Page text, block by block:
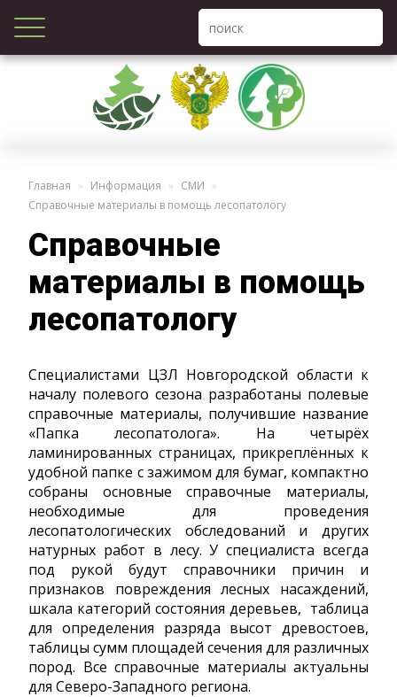
Главная Информация
СМИ
Справочные материалы в помощь лесопатологу
Справочные
материалы в помощь
лесопатологу
Специалистами ЦЗЛ Новгородской области к
началу полевого сезона разработаны полевые
справочные материалы, получившие название
«Папка лесопатолога». На четырёх
ламинированных страницах, прикреплённых к
удобной папке с зажимом для бумаг, компактно
собраны основные справочные материалы,
необходимые для проведения
лесопатологических обследований и других
натурных работ в лесу. У специалиста всегда
под рукой будут справочники причин и
признаков повреждения лесных насаждений,
шкала категорий состояния деревьев, таблица
для определения разряда высот древостоев,
таблицы сумм площадей сечения для различных
пород. Все справочные материалы актуальны
для Северо-Западного региона.